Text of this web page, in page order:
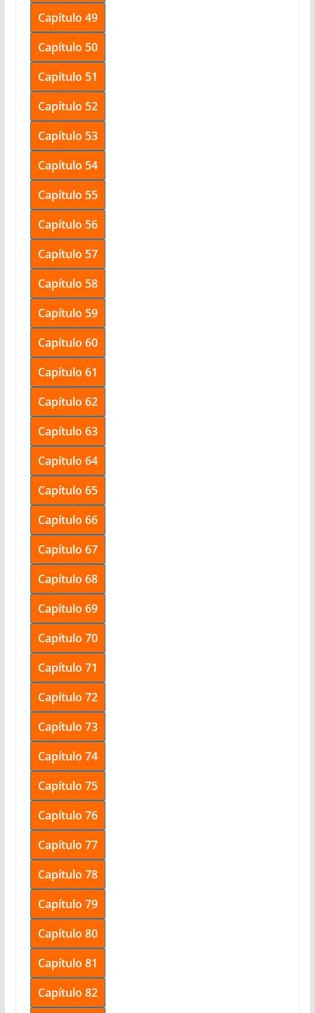
Capítulo 49
Capítulo 50
Capítulo 51
Capítulo 52
Capítulo 53
Capítulo 54
Capítulo 55
Capítulo 56
Capítulo 57
Capítulo 58
Capítulo 59
Capítulo 60
Capítulo 61
Capítulo 62
Capítulo 63
Capítulo 64
Capítulo 65
Capítulo 66
Capítulo 67
Capítulo 68
Capítulo 69
Capítulo 70
Capítulo 71
Capítulo 72
Capítulo 73
Capítulo 74
Capítulo 75
Capítulo 76
Capítulo 77
Capítulo 78
Capítulo 79
Capítulo 80
Capítulo 81
Capítulo 82